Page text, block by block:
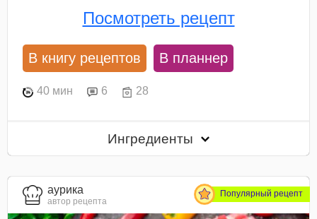
Посмотреть рецепт
В книгу рецептов В планнер
40 мин 6 28
Ингредиенты
aурика
автор рецепта
Популярный рецепт